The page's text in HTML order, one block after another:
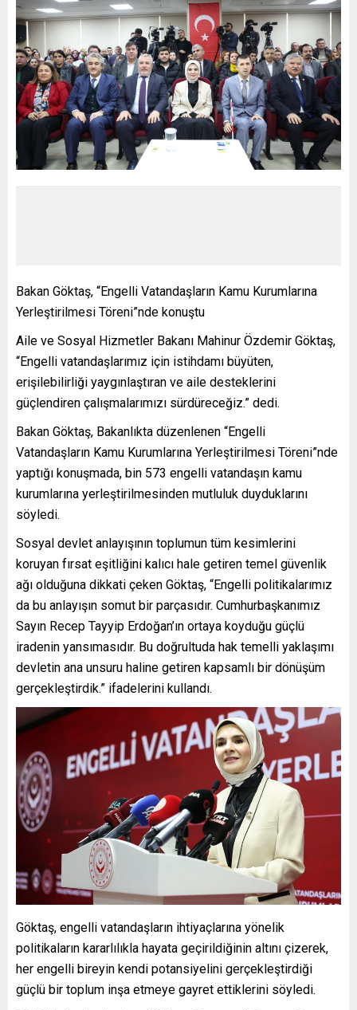
Bakan Göktaş, “Engelli Vatandaşların Kamu Kurumlarına
Yerleştirilmesi Töreni”nde konuştu
Aile ve Sosyal Hizmetler Bakanı Mahinur Özdemir Göktaş,
“Engelli vatandaşlarımız için istihdamı büyüten,
erişilebilirliği yaygınlaştıran ve aile desteklerini
güçlendiren çalışmalarımızı sürdüreceğiz.” dedi.
Bakan Göktaş, Bakanlıkta düzenlenen “Engelli
Vatandaşların Kamu Kurumlarına Yerleştirilmesi Töreni”nde
yaptığı konuşmada, bin 573 engelli vatandaşın kamu
kurumlarına yerleştirilmesinden mutluluk duyduklarını
söyledi.
Sosyal devlet anlayışının toplumun tüm kesimlerini
koruyan fırsat eşitliğini kalıcı hale getiren temel güvenlik
ağı olduğuna dikkati çeken Göktaş, “Engelli politikalarımız
da bu anlayışın somut bir parçasıdır. Cumhurbaşkanımız
Sayın Recep Tayyip Erdoğan’ın ortaya koyduğu güçlü
iradenin yansımasıdır. Bu doğrultuda hak temelli yaklaşımı
devletin ana unsuru haline getiren kapsamlı bir dönüşüm
gerçekleştirdik.” ifadelerini kullandı.
Göktaş, engelli vatandaşların ihtiyaçlarına yönelik
politikaların kararlılıkla hayata geçirildiğinin altını çizerek,
her engelli bireyin kendi potansiyelini gerçekleştirdiği
güçlü bir toplum inşa etmeye gayret ettiklerini söyledi.